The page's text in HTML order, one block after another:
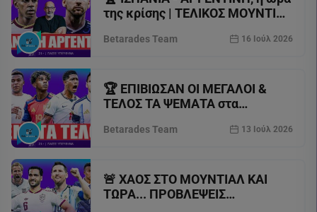
της κρίσης | ΤΕΛΙΚΟΣ ΜΟΥΝΤΙΑΛ
Betarades Team 16 Ιούλ 2026
🏆 ΕΠΙΒΙΩΣΑΝ ΟΙ ΜΕΓΑΛΟΙ &
ΤΕΛΟΣ ΤΑ ΨΕΜΑΤΑ στα
Betarades Team 13 Ιούλ 2026
🚨 ΧΑΟΣ ΣΤΟ ΜΟΥΝΤΙΑΛ ΚΑΙ
ΤΩΡΑ... ΠΡΟΒΛΕΨΕΙΣ